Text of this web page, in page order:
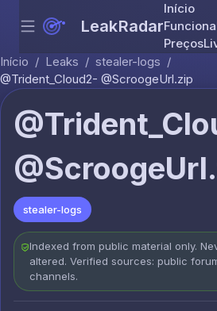
Skip
Menu LeakRadar
Início
Preços
Início / Leaks / stealer-logs /
@Trident_Cloud2- @ScroogeUrl.zip
stealer-logs
Indexed from public material only.
altered. Verified sources: public
channels.